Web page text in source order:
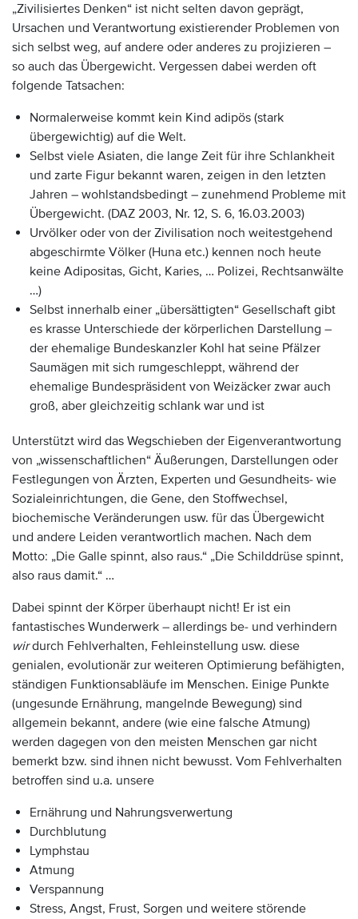
„Zivilisiertes Denken“ ist nicht selten davon geprägt,
Ursachen und Verantwortung existierender Problemen von
sich selbst weg, auf andere oder anderes zu projizieren –
so auch das Übergewicht. Vergessen dabei werden oft
folgende Tatsachen:
Normalerweise kommt kein Kind adipös (stark
übergewichtig) auf die Welt.
Selbst viele Asiaten, die lange Zeit für ihre Schlankheit
und zarte Figur bekannt waren, zeigen in den letzten
Jahren – wohlstandsbedingt – zunehmend Probleme mit
Übergewicht. (DAZ 2003, Nr. 12, S. 6, 16.03.2003)
Urvölker oder von der Zivilisation noch weitestgehend
abgeschirmte Völker (Huna etc.) kennen noch heute
keine Adipositas, Gicht, Karies, … Polizei, Rechtsanwälte
…)
Selbst innerhalb einer „übersättigten“ Gesellschaft gibt
es krasse Unterschiede der körperlichen Darstellung –
der ehemalige Bundeskanzler Kohl hat seine Pfälzer
Saumägen mit sich rumgeschleppt, während der
ehemalige Bundespräsident von Weizäcker zwar auch
groß, aber gleichzeitig schlank war und ist
Unterstützt wird das Wegschieben der Eigenverantwortung
von „wissenschaftlichen“ Äußerungen, Darstellungen oder
Festlegungen von Ärzten, Experten und Gesundheits- wie
Sozialeinrichtungen, die Gene, den Stoffwechsel,
biochemische Veränderungen usw. für das Übergewicht
und andere Leiden verantwortlich machen. Nach dem
Motto: „Die Galle spinnt, also raus.“ „Die Schilddrüse spinnt,
also raus damit.“ …
Dabei spinnt der Körper überhaupt nicht! Er ist ein
fantastisches Wunderwerk – allerdings be- und verhindern
wirdurch Fehlverhalten, Fehleinstellung usw. diese
genialen, evolutionär zur weiteren Optimierung befähigten,
ständigen Funktionsabläufe im Menschen. Einige Punkte
(ungesunde Ernährung, mangelnde Bewegung) sind
allgemein bekannt, andere (wie eine falsche Atmung)
werden dagegen von den meisten Menschen gar nicht
bemerkt bzw. sind ihnen nicht bewusst. Vom Fehlverhalten
betroffen sind u.a. unsere
Ernährung und Nahrungsverwertung
Durchblutung
Lymphstau
Atmung
Verspannung
Stress, Angst, Frust, Sorgen und weitere störende